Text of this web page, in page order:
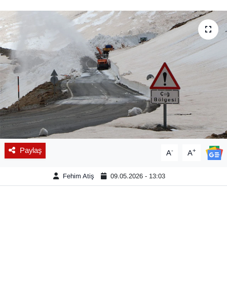
Paylaş A- A+
Fehim Atiş 09.05.2026 - 13:03
EĞİTİM
EKONOMİ
Eleman
Emlak
En çok konuşulanlar
GENEL